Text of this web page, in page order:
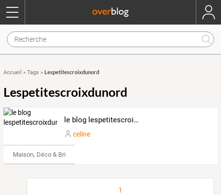
Accueil » Tags » Lespetitescroixdunord
Lespetitescroixdunord
le blog lespetitescroixdunord
celine
Maison, Déco & Bricolage
1